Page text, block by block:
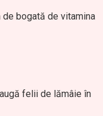
bogată de vitamina
felii de lămâie în